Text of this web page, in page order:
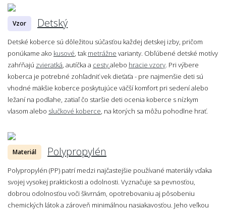
Vzor Detský
Detské koberce sú dôležitou súčasťou každej detskej izby, pričom
ponúkame ako kusové , tak metrážne varianty. Obľúbené detské motívy
zahŕňajú zvieratká , autíčka a cestyalebo hracie vzory . Pri výbere
koberca je potrebné zohľadniť vek dieťaťa - pre najmenšie deti sú
vhodné mäkšie koberce poskytujúce väčší komfort pri sedení alebo
ležaní na podlahe, zatiaľ čo staršie deti ocenia koberce s nízkym
vlasom alebo slučkové koberce , na ktorých sa môžu pohodlne hrať.
Materiál Polypropylén
Polypropylén (PP) patrí medzi najčastejšie používané materiály vďaka
svojej vysokej praktickosti a odolnosti. Vyznačuje sa pevnosťou,
dobrou odolnosťou voči škvrnám, opotrebovaniu aj pôsobeniu
chemických látok a zároveň minimálnou nasiakavosťou. Jeho veľkou